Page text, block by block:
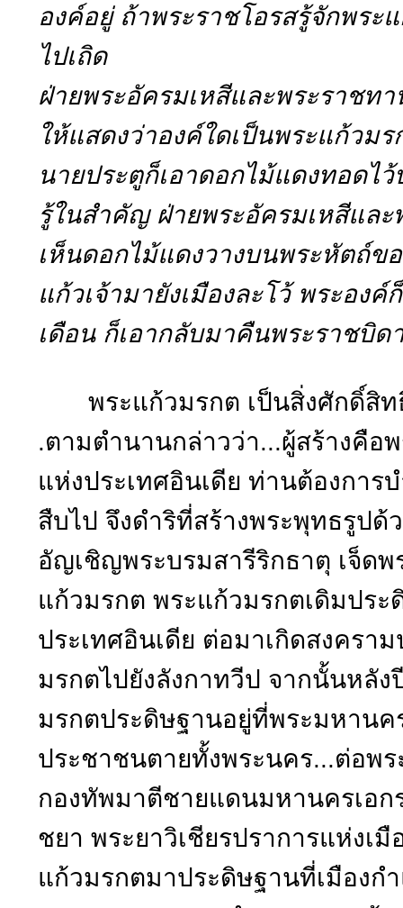
องค์อยู่ ถ้าพระราชโอรสรู้จักพระ
ไปเถิด
ฝ่ายพระอัครมเหสีและพระราชท
ให้แสดงว่าองค์ใดเป็นพระแก้วม
นายประตูก็เอาดอกไม้แดงทอดไ
รู้ในสำคัญ ฝ่ายพระอัครมเหสีแล
เห็นดอกไม้แดงวางบนพระหัตถ์
แก้วเจ้ามายังเมืองละโว้ พระอง
เดือน ก็เอากลับมาคืนพระราชบิด
พระแก้วมรกต เป็นสิ่งศักดิ์สิท
.ตามตำนานกล่าวว่า...ผู้สร้างคือ
แห่งประเทศอินเดีย ท่านต้องการ
สืบไป จึงดำริที่สร้างพระพุทธรูปด้
อัญเชิญพระบรมสารีริกธาตุ เจ็ด
แก้วมรกต พระแก้วมรกตเดิมปร
ประเทศอินเดีย ต่อมาเกิดสงคร
มรกตไปยังลังกาทวีป จากนั้นหลั
มรกตประดิษฐานอยู่ที่พระมหานค
ประชาชนตายทั้งพระนคร...ต่อพ
กองทัพมาตีชายแดนมหานครเอ
ชยา พระยาวิเชียรปราการแห่งเ
แก้วมรกตมาประดิษฐานที่เมืองก